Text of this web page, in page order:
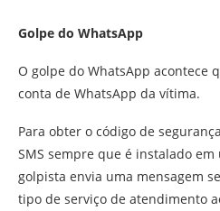
Golpe do WhatsApp
O golpe do WhatsApp acontece
conta de WhatsApp da vítima.
Para obter o código de
SMS sempre que é instalado
golpista envia uma mensagem
tipo de serviço de atendimento